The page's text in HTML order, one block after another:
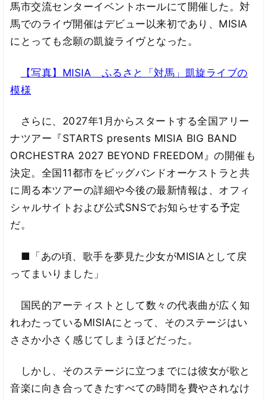
馬市交流センターイベントホールにて開催した。対
馬でのライヴ開催はデビュー以来初であり、MISIA
にとっても念願の凱旋ライヴとなった。
【写真】MISIA ふるさと「対馬」凱旋ライブの
模様
さらに、2027年1月からスタートする全国アリー
ナツアー『STARTS presents MISIA BIG BAND
ORCHESTRA 2027 BEYOND FREEDOM』の開催も
決定。全国11都市をビッグバンドオーケストラと共
に周る本ツアーの詳細や今後の最新情報は、オフィ
シャルサイトおよび公式SNSでお知らせする予定
だ。
■「あの頃、歌手を夢見た少女がMISIAとして戻
ってまいりました」
国民的アーティストとして数々の代表曲が広く知
れわたっているMISIAにとって、そのステージはい
ささか小さく感じてしまうほどだった。
しかし、そのステージに立つまでには彼女が歌と
音楽に向き合ってきたすべての時間を費やされなけ